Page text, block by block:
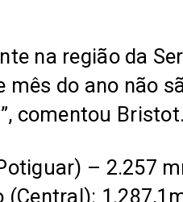
na região da
do ano não
comentou Bristot.
– 2.257
(Central):